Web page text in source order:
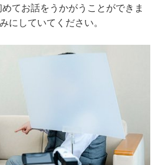
てお話をうかがうことができま
にしていてください。